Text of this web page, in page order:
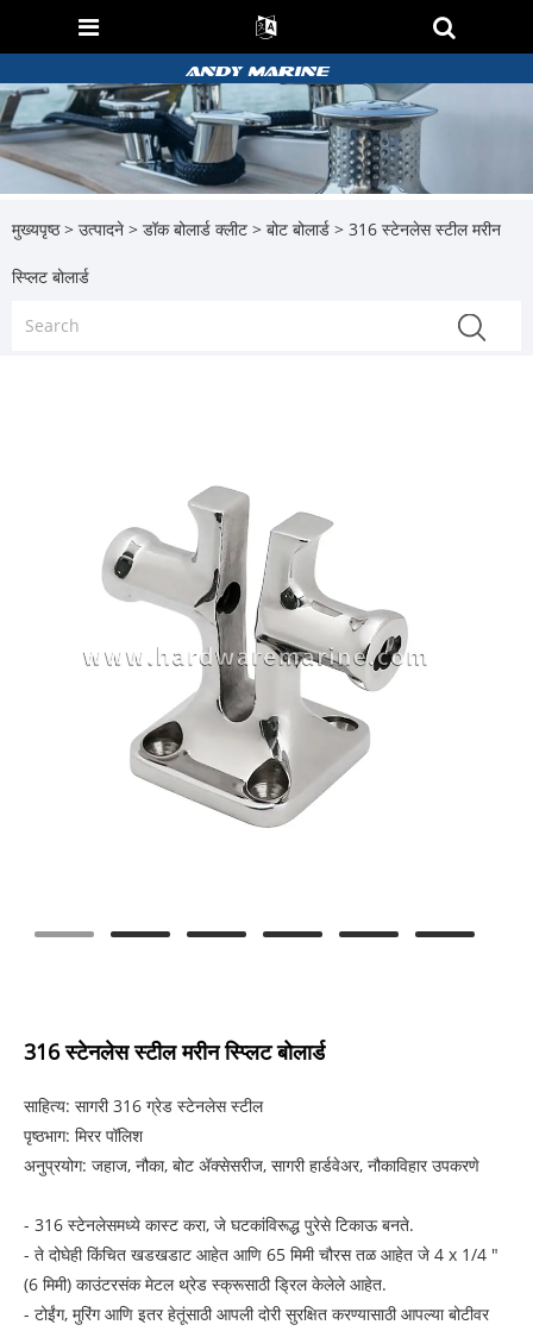
मुख्यपृष्ठ > उत्पादने > डॉक बोलार्ड क्लीट > बोट बोलार्ड > 316 स्टेनलेस स्टील मरीन
स्प्लिट बोलार्ड
316 स्टेनलेस स्टील मरीन स्प्लिट बोलार्ड
साहित्य: सागरी 316 ग्रेड स्टेनलेस स्टील
पृष्ठभाग: मिरर पॉलिश
अनुप्रयोग: जहाज, नौका, बोट अ‍ॅक्सेसरीज, सागरी हार्डवेअर, नौकाविहार उपकरणे
- 316 स्टेनलेसमध्ये कास्ट करा, जे घटकांविरूद्ध पुरेसे टिकाऊ बनते.
- ते दोघेही किंचित खडखडाट आहेत आणि 65 मिमी चौरस तळ आहेत जे 4 x 1/4 "
(6 मिमी) काउंटरसंक मेटल थ्रेड स्क्रूसाठी ड्रिल केलेले आहेत.
- टोईंग, मुरिंग आणि इतर हेतूंसाठी आपली दोरी सुरक्षित करण्यासाठी आपल्या बोटीवर